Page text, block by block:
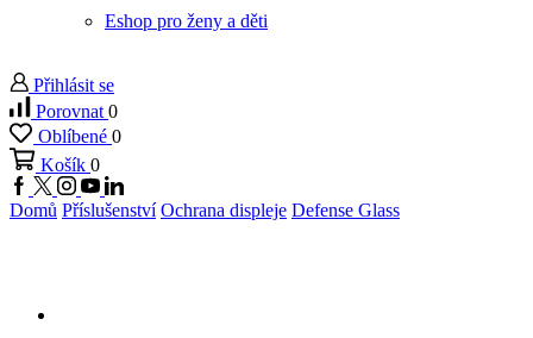
Eshop pro ženy a děti
Přihlásit se
Porovnat 0
Oblíbené 0
Košík 0
Facebook
Twitter
Instagram
YoutubeLinkedin
Domů Příslušenství Ochrana displeje Defense Glass